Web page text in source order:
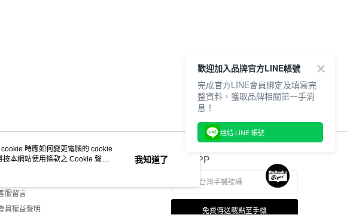
服資訊
服留言
員權益聲明
官方APP
免費傳送載點至手機
時應如何變更電腦的 cookie
本網站使用條款之 Cookie 聲明
我知道了
歡迎加入品牌官方LINE帳號
完成官方LINE會員綁定及填寫完
整資料，獲取品牌相關第一手消
息！
連結 LINE 帳號